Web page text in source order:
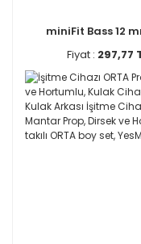
miniFit Bass 12
Fiyat : 297,77